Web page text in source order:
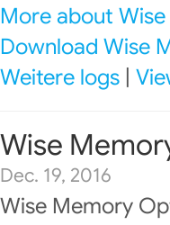
More about
Download Wise
Weitere logs
Wise
Dec. 19, 2016
Wise Memory